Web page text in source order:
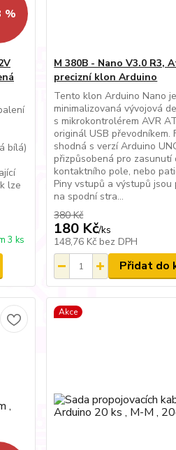
%
bílá)
lze
3 ks
M 380B - Nano V3.0 R3,
precizní klon Arduino
Tento klon Arduino Nano je
minimalizovaná vývojová
s mikrokontrolérem AVR
originál USB převodníkem.
shodná s verzí Arduino
přizpůsobená pro zasunutí
kontaktního pole, nebo
Piny vstupů a výstupů
na spodní stra...
380 Kč
180 Kč/ks
148,76 Kč bez DPH
Přidat do
Akce